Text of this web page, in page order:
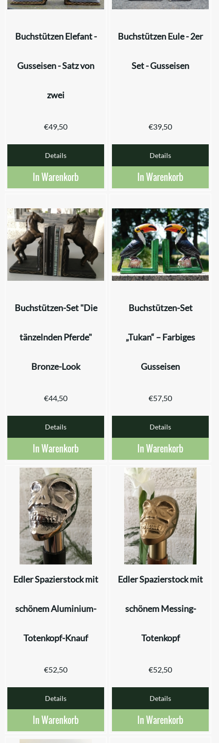
Buchstützen Elefant -
Gusseisen - Satz von
zwei
€49,50
Details
In Warenkorb
Buchstützen Eule - 2er
Set - Gusseisen
€39,50
Details
In Warenkorb
Buchstützen-Set "Die
tänzelnden Pferde"
Bronze-Look
€44,50
Details
In Warenkorb
Buchstützen-Set
„Tukan“ – Farbiges
Gusseisen
€57,50
Details
In Warenkorb
Edler Spazierstock mit
schönem Aluminium-
Totenkopf-Knauf
€52,50
Details
In Warenkorb
Edler Spazierstock mit
schönem Messing-
Totenkopf
€52,50
Details
In Warenkorb